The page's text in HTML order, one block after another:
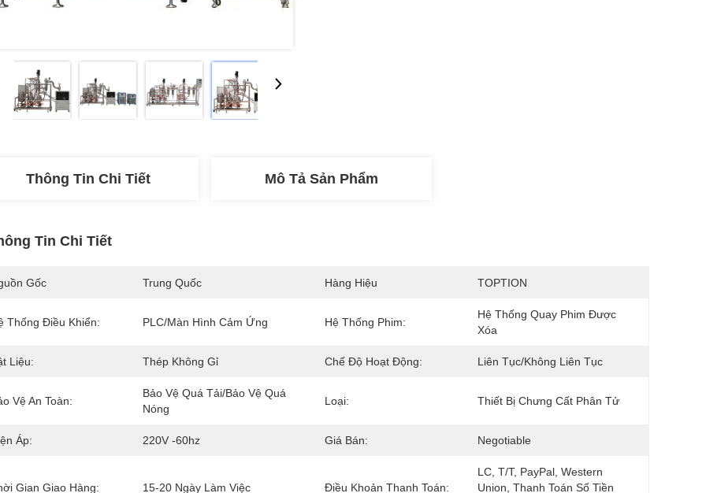
Thông Tin Chi Tiết Mô Tả Sản Phẩm
Tin Chi Tiết
Gốc Trung Quốc Hàng Hiệu TOPTION
Thống Điều Khiển: PLC/Màn Hình Cảm Ứng Hệ Thống Phim:
Hệ Thống Quay Phim Được
Xóa
Liệu: Thép Không Gỉ Chế Độ Hoạt Động: Liên Tục/Không Liên Tục
Vệ An Toàn:
Bảo Vệ Quá Tải/Bảo Vệ Quá
Nóng
Loại: Thiết Bị Chưng Cất Phân Tử
Áp: 220V -60hz Giá Bán: Negotiable
Gian Giao Hàng: 15-20 Ngày Làm Việc Điều Khoản Thanh Toán:
LC, T/T, PayPal, Western
Union, Thanh Toán Số Tiền